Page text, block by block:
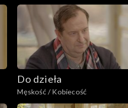
Do dzieła
Męskość / Kobiecość